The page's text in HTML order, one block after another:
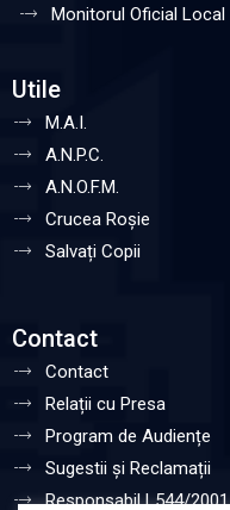
Monitorul Oficial Local
Utile
M.A.I.
A.N.P.C.
A.N.O.F.M.
Crucea Roșie
Salvați Copii
Contact
Contact
Relații cu Presa
Program de Audiențe
Sugestii și Reclamații
Responsabil L544/2001